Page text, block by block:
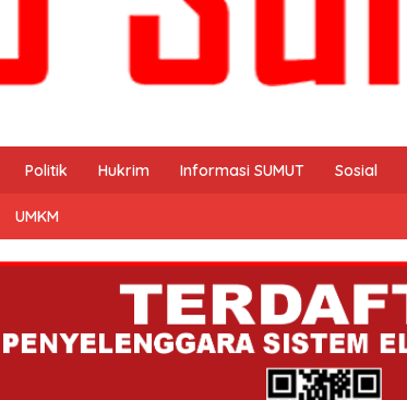
Politik Hukrim Informasi SUMUT Sosial
UMKM